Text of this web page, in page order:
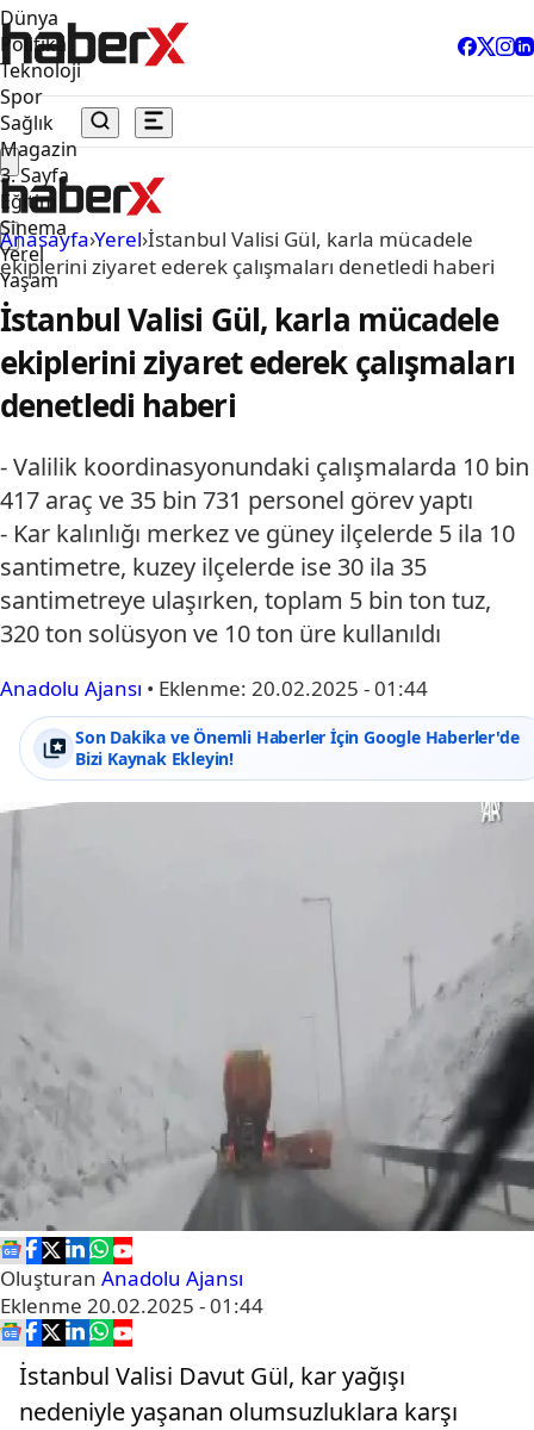
Dünya
Politika
Teknoloji
Spor
Sağlık
Magazin
3. Sayfa
Eğitim
Sinema
Yerel
Yaşam
Anasayfa›Yerel›İstanbul Valisi Gül, karla mücadele
ekiplerini ziyaret ederek çalışmaları denetledi haberi
İstanbul Valisi Gül, karla mücadele
ekiplerini ziyaret ederek çalışmaları
denetledi haberi
- Valilik koordinasyonundaki çalışmalarda 10 bin
417 araç ve 35 bin 731 personel görev yaptı
- Kar kalınlığı merkez ve güney ilçelerde 5 ila 10
santimetre, kuzey ilçelerde ise 30 ila 35
santimetreye ulaşırken, toplam 5 bin ton tuz,
320 ton solüsyon ve 10 ton üre kullanıldı
Anadolu Ajansı • Eklenme: 20.02.2025 - 01:44
Son Dakika ve Önemli Haberler İçin Google Haberler'de
Bizi Kaynak Ekleyin!
Oluşturan Anadolu Ajansı
Eklenme 20.02.2025 - 01:44
İstanbul Valisi Davut Gül, kar yağışı
nedeniyle yaşanan olumsuzluklara karşı